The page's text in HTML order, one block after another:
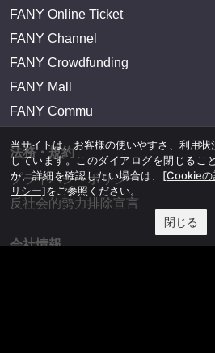
FANY Online Ticket
FANY Channel
FANY Crowdfunding
FANY Mall
FANY Commu
法務・規約
プライバシーポリシー
反社会的勢力排除宣言
会社情報
当サイトは、お客様の使いやすさ、利用
しています。このダイアログを閉じるこ
か、詳細を確認したい場合は、 [Cookieの
リシー]をご参照ください。
閉じる